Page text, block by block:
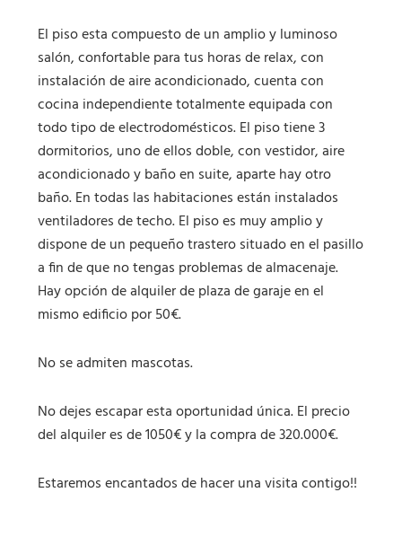
El piso esta compuesto de un amplio y luminoso
salón, confortable para tus horas de relax, con
instalación de aire acondicionado, cuenta con
cocina independiente totalmente equipada con
todo tipo de electrodomésticos. El piso tiene 3
dormitorios, uno de ellos doble, con vestidor, aire
acondicionado y baño en suite, aparte hay otro
baño. En todas las habitaciones están instalados
ventiladores de techo. El piso es muy amplio y
dispone de un pequeño trastero situado en el pasillo
a fin de que no tengas problemas de almacenaje.
Hay opción de alquiler de plaza de garaje en el
mismo edificio por 50€.
No se admiten mascotas.
No dejes escapar esta oportunidad única. El precio
del alquiler es de 1050€ y la compra de 320.000€.
Estaremos encantados de hacer una visita contigo!!